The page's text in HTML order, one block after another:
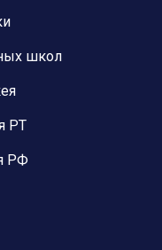
школ
РТ
РФ